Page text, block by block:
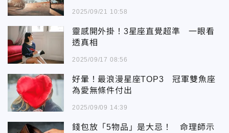
2025/09/21 10:58
靈感開外掛！3星座直覺超準 一眼看
透真相
2025/09/17 08:56
好暈！最浪漫星座TOP3 冠軍雙魚座
為愛無條件付出
2025/09/09 14:39
錢包放「5物品」是大忌！ 命理師示